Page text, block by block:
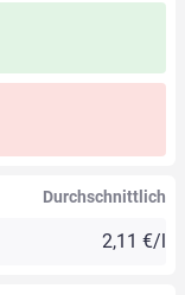
Durchschnittlich
2,11 €/l